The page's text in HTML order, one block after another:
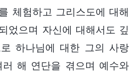
체험하고 그리스도에 대해
었으며 자신에 대해서도 깊
하나님에 대한 그의 사랑
해 연단을 겪으며 예수와